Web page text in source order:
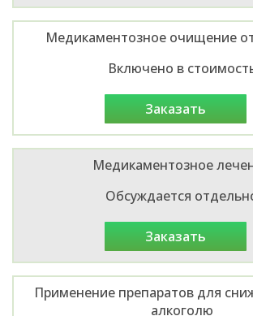
Медикаментозное очищение
Включено в
заказать
Медикаментозное
Обсуждается
заказать
Применение препаратов для
алкоголю